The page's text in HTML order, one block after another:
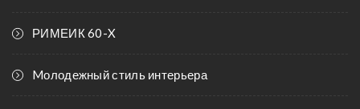
РИМЕИК 60-X
Mолодежный стиль интерьера